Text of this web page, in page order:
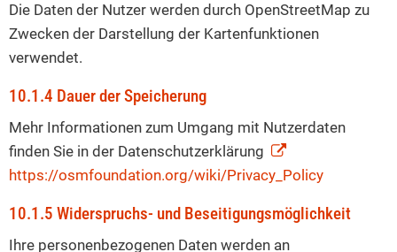
Die Daten der Nutzer werden durch OpenStreetMap zu
Zwecken der Darstellung der Kartenfunktionen
verwendet.
10.1.4 Dauer der Speicherung
Mehr Informationen zum Umgang mit Nutzerdaten
finden Sie in der Datenschutzerklärung
https://osmfoundation.org/wiki/Privacy_Policy
10.1.5 Widerspruchs- und Beseitigungsmöglichkeit
Ihre personenbezogenen Daten werden an